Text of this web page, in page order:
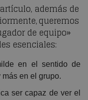
además de
queremos
de equipo»
esenciales:
en el sentido de
en el grupo.
ser capaz de ver el